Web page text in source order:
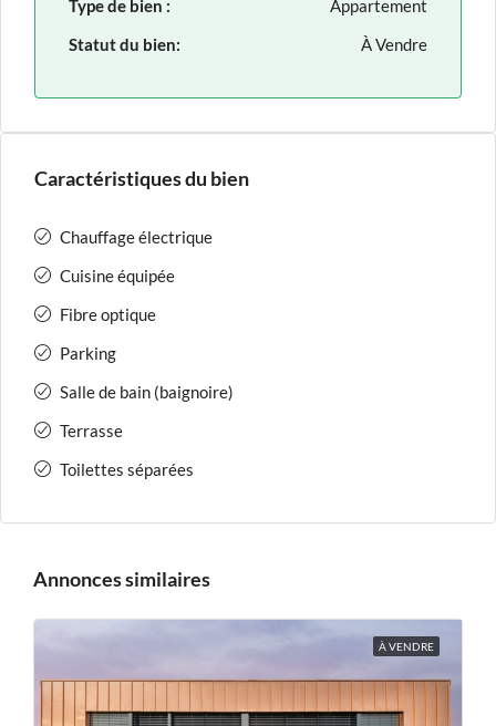
Type de bien :
Appartement
Statut du bien:
À Vendre
Caractéristiques du bien
Chauffage électrique
Cuisine équipée
Fibre optique
Parking
Salle de bain (baignoire)
Terrasse
Toilettes séparées
Annonces similaires
À VENDRE